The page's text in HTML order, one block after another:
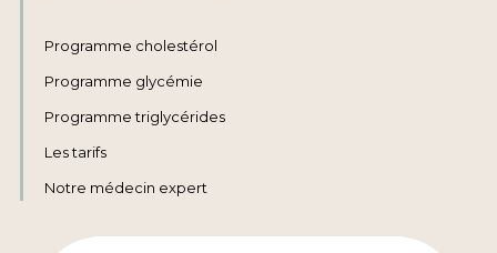
Programme cholestérol
Programme glycémie
Programme triglycérides
Les tarifs
Notre médecin expert